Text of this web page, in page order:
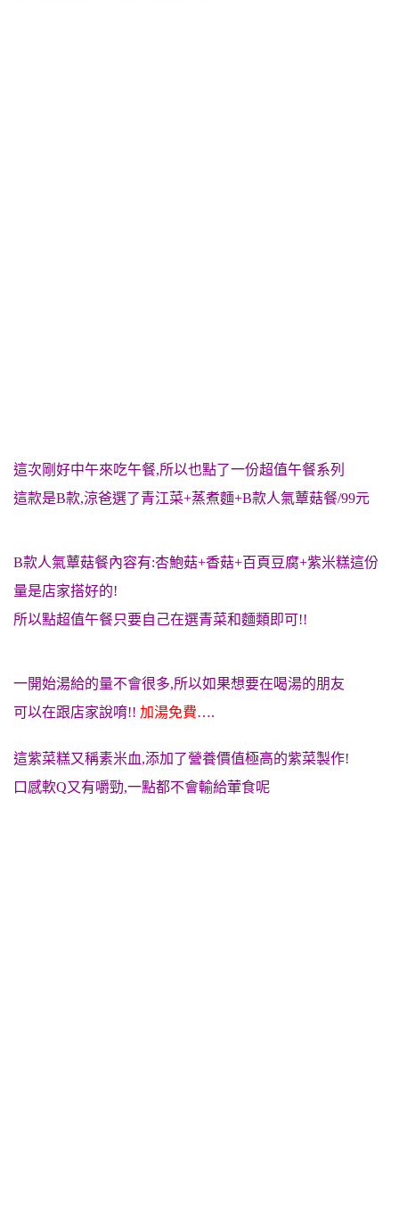
這次剛好中午來吃午餐,所以也點了一份超值午餐系列
這款是B款,涼爸選了青江菜+蒸煮麵+B款人氣蕈菇餐/99元
B款人氣蕈菇餐內容有:杏鮑菇+香菇+百頁豆腐+紫米糕這份
量是店家搭好的!
所以點超值午餐只要自己在選青菜和麵類即可!!
一開始湯給的量不會很多,所以如果想要在喝湯的朋友
可以在跟店家說唷!! 加湯免費….
這紫菜糕又稱素米血,添加了營養價值極高的紫菜製作!
口感軟Q又有嚼勁,一點都不會輸給葷食呢